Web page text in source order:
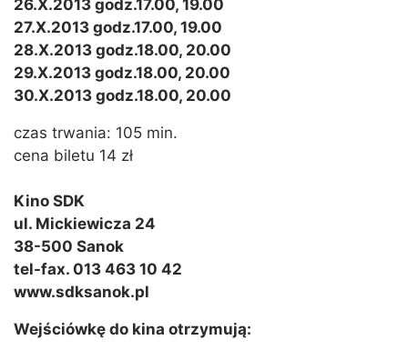
26.X.2013 godz.17.00, 19.00
27.X.2013 godz.17.00, 19.00
28.X.2013 godz.18.00, 20.00
29.X.2013 godz.18.00, 20.00
30.X.2013 godz.18.00, 20.00
czas trwania: 105 min.
cena biletu 14 zł
Kino SDK
ul. Mickiewicza 24
38-500 Sanok
tel-fax. 013 463 10 42
www.sdksanok.pl
Wejściówkę do kina otrzymują: